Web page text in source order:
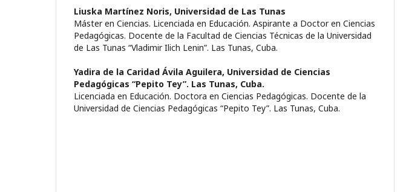
Liuska Martínez Noris, Universidad de Las Tunas
Máster en Ciencias. Licenciada en Educación. Aspirante a Doctor en Ciencias
Pedagógicas. Docente de la Facultad de Ciencias Técnicas de la Universidad
de Las Tunas “Vladimir Ilich Lenin”. Las Tunas, Cuba.
Yadira de la Caridad Ávila Aguilera, Universidad de Ciencias
Pedagógicas “Pepito Tey”. Las Tunas, Cuba.
Licenciada en Educación. Doctora en Ciencias Pedagógicas. Docente de la
Universidad de Ciencias Pedagógicas “Pepito Tey”. Las Tunas, Cuba.